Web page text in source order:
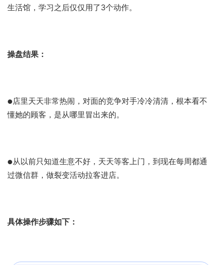
生活馆，学习之后仅仅用了3个动作。
操盘结果：
● 店里天天非常热闹，对面的竞争对手冷冷清清，根本看不
懂她的顾客，是从哪里冒出来的。
● 从以前只知道生意不好，天天等客上门，到现在每周都通
过微信群，做裂变活动拉客进店。
具体操作步骤如下：